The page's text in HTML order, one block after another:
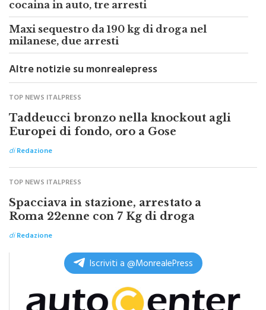
Maxi sequestro da 190 kg di droga nel
milanese, due arresti
Altre notizie su monrealepress
TOP NEWS ITALPRESS
Taddeucci bronzo nella knockout agli
Europei di fondo, oro a Gose
diRedazione
TOP NEWS ITALPRESS
Spacciava in stazione, arrestato a
Roma 22enne con 7 Kg di droga
diRedazione
Iscriviti a @MonrealePress